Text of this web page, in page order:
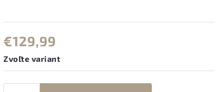
€129,99
Zvoľte variant